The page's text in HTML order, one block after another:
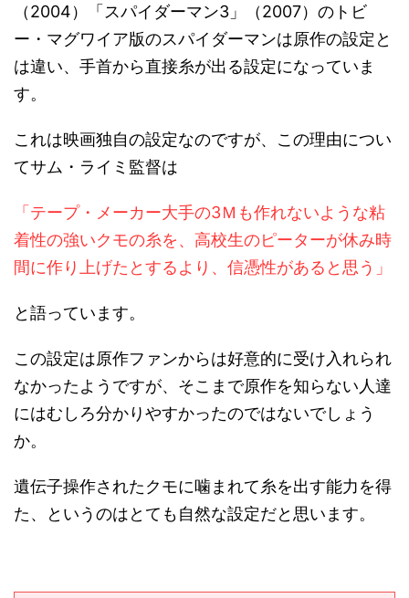
（2004）「スパイダーマン3」（2007）のトビ
ー・マグワイア版のスパイダーマンは原作の設定と
は違い、手首から直接糸が出る設定になっていま
す。
これは映画独自の設定なのですが、この理由につい
てサム・ライミ監督は
「テープ・メーカー大手の3Ｍも作れないような粘
着性の強いクモの糸を、高校生のピーターが休み時
間に作り上げたとするより、信憑性があると思う」
と語っています。
この設定は原作ファンからは好意的に受け入れられ
なかったようですが、そこまで原作を知らない人達
にはむしろ分かりやすかったのではないでしょう
か。
遺伝子操作されたクモに噛まれて糸を出す能力を得
た、というのはとても自然な設定だと思います。